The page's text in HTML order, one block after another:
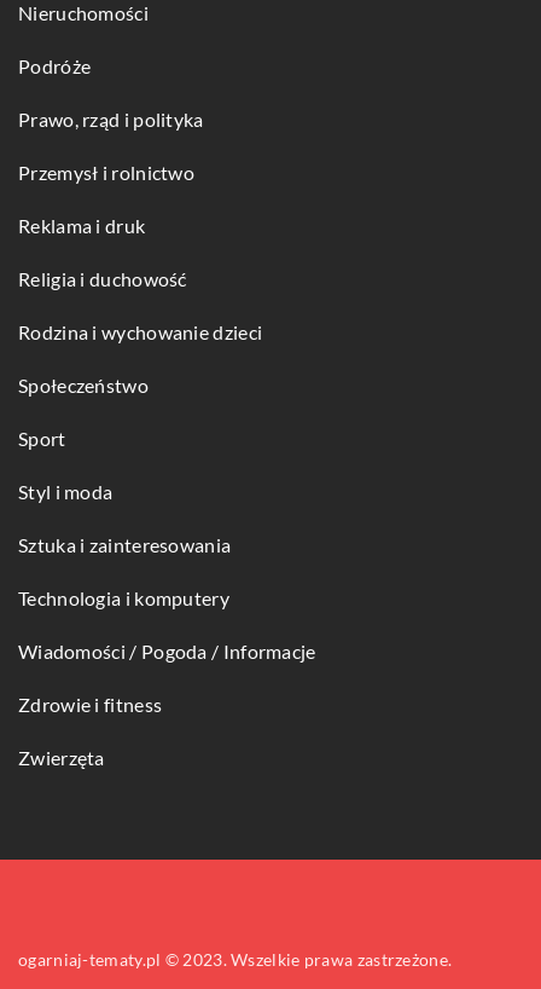
Nieruchomości
Podróże
Prawo, rząd i polityka
Przemysł i rolnictwo
Reklama i druk
Religia i duchowość
Rodzina i wychowanie dzieci
Społeczeństwo
Sport
Styl i moda
Sztuka i zainteresowania
Technologia i komputery
Wiadomości / Pogoda / Informacje
Zdrowie i fitness
Zwierzęta
ogarniaj-tematy.pl © 2023. Wszelkie prawa zastrzeżone.